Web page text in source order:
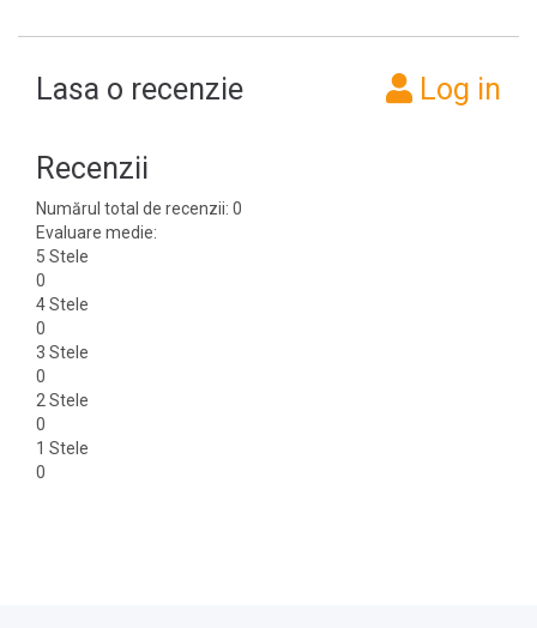
Lasa o recenzie Log in
Recenzii
Numărul total de recenzii: 0
Evaluare medie:
5 Stele
0
4 Stele
0
3 Stele
0
2 Stele
0
1 Stele
0